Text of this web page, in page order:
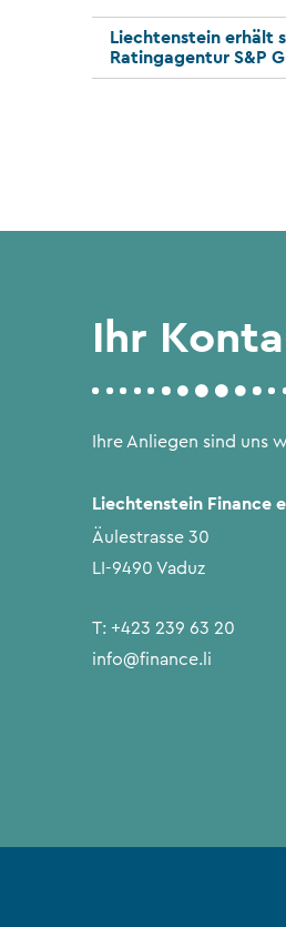
Liechtenstein erhält
Ratingagentur S&P
Ihr
Ihre Anliegen sind uns
Liechtenstein Finance
Äulestrasse 30
LI-9490 Vaduz
T: +423 239 63 20
info@finance.li